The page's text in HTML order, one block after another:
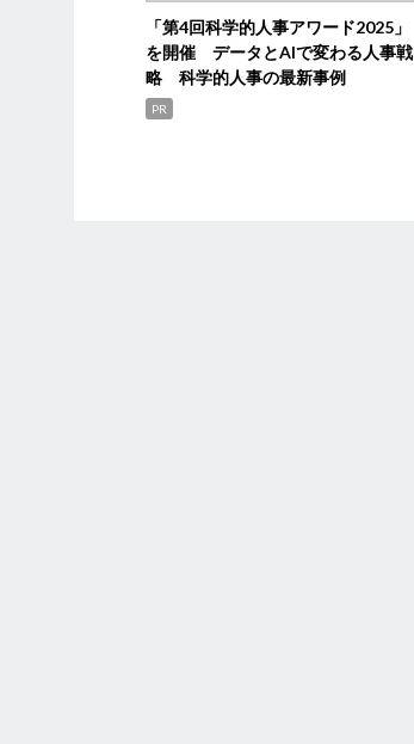
「第4回科学的人事アワード2025」
を開催 データとAIで変わる人事戦
略 科学的人事の最新事例
PR